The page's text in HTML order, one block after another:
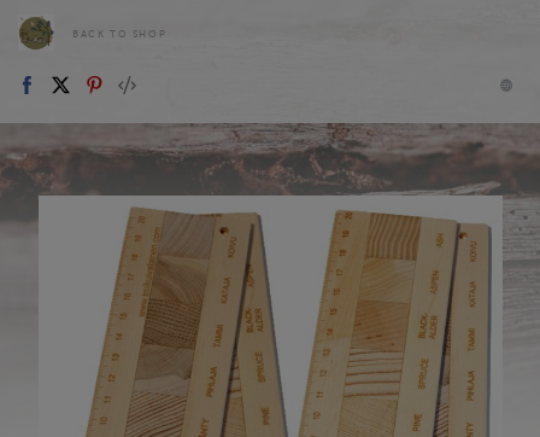
BACK TO SHOP